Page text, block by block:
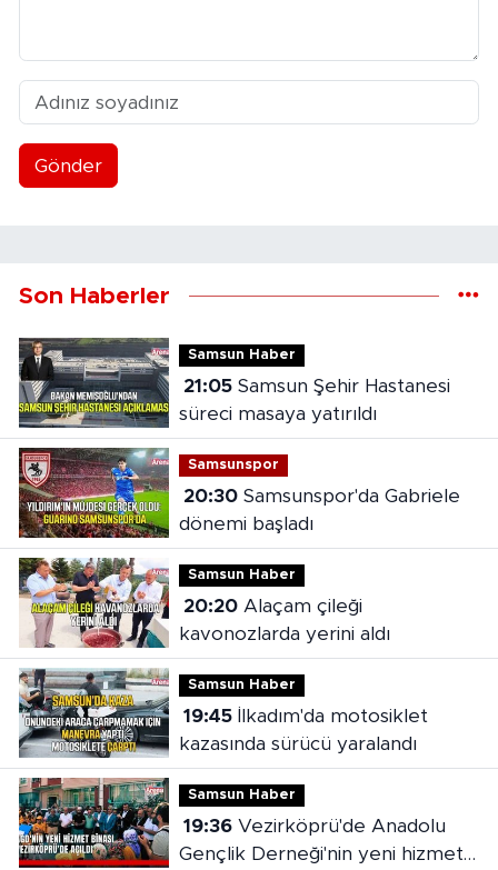
Gönder
Son Haberler
Samsun Haber
21:05Samsun Şehir Hastanesi
süreci masaya yatırıldı
Samsunspor
20:30Samsunspor'da Gabriele
dönemi başladı
Samsun Haber
20:20Alaçam çileği
kavonozlarda yerini aldı
Samsun Haber
19:45İlkadım'da motosiklet
kazasında sürücü yaralandı
Samsun Haber
19:36Vezirköprü'de Anadolu
Gençlik Derneği'nin yeni hizmet